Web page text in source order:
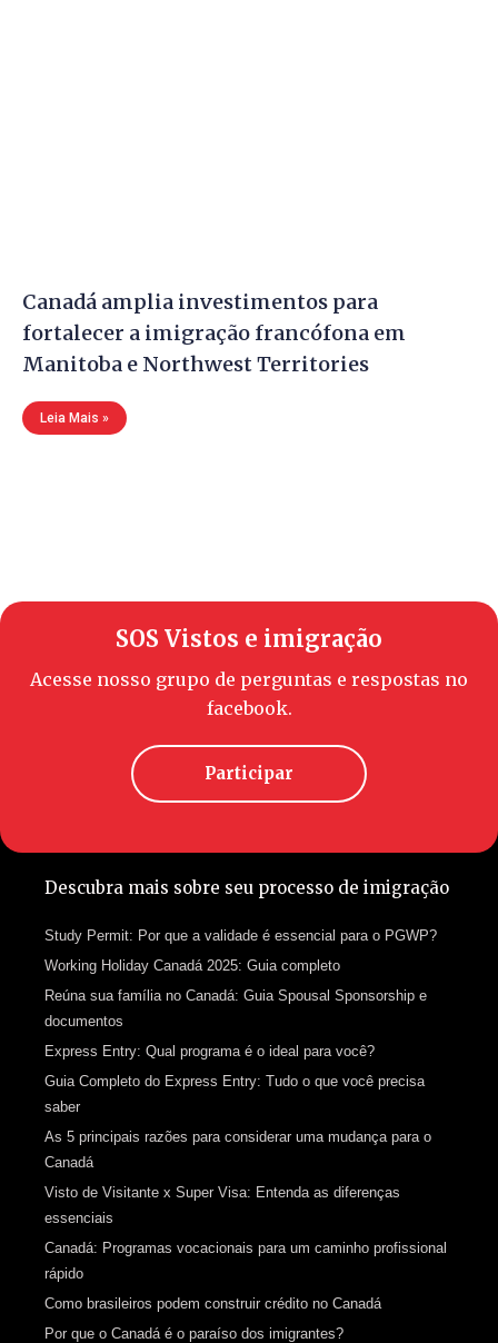
Canadá amplia investimentos para
fortalecer a imigração francófona em
Manitoba e Northwest Territories
Leia Mais »
SOS Vistos e imigração
Acesse nosso grupo de perguntas e respostas no
facebook.
Participar
Descubra mais sobre seu processo de imigração
Study Permit: Por que a validade é essencial para o PGWP?
Working Holiday Canadá 2025: Guia completo
Reúna sua família no Canadá: Guia Spousal Sponsorship e
documentos
Express Entry: Qual programa é o ideal para você?
Guia Completo do Express Entry: Tudo o que você precisa
saber
As 5 principais razões para considerar uma mudança para o
Canadá
Visto de Visitante x Super Visa: Entenda as diferenças
essenciais
Canadá: Programas vocacionais para um caminho profissional
rápido
Como brasileiros podem construir crédito no Canadá
Por que o Canadá é o paraíso dos imigrantes?